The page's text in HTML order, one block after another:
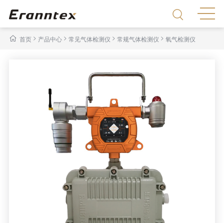
首页> 产品中心 > 常见气体检测仪 > 常规气体检测仪 > 氧气检测仪